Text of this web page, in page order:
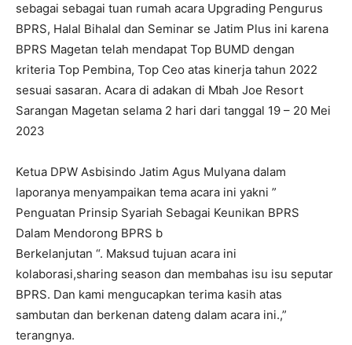
sebagai sebagai tuan rumah acara Upgrading Pengurus
BPRS, Halal Bihalal dan Seminar se Jatim Plus ini karena
BPRS Magetan telah mendapat Top BUMD dengan
kriteria Top Pembina, Top Ceo atas kinerja tahun 2022
sesuai sasaran. Acara di adakan di Mbah Joe Resort
Sarangan Magetan selama 2 hari dari tanggal 19 – 20 Mei
2023
Ketua DPW Asbisindo Jatim Agus Mulyana dalam
laporanya menyampaikan tema acara ini yakni ”
Penguatan Prinsip Syariah Sebagai Keunikan BPRS
Dalam Mendorong BPRS b
Berkelanjutan “. Maksud tujuan acara ini
kolaborasi,sharing season dan membahas isu isu seputar
BPRS. Dan kami mengucapkan terima kasih atas
sambutan dan berkenan dateng dalam acara ini.,”
terangnya.